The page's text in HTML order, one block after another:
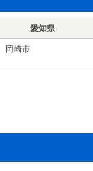
愛知県
岡崎市